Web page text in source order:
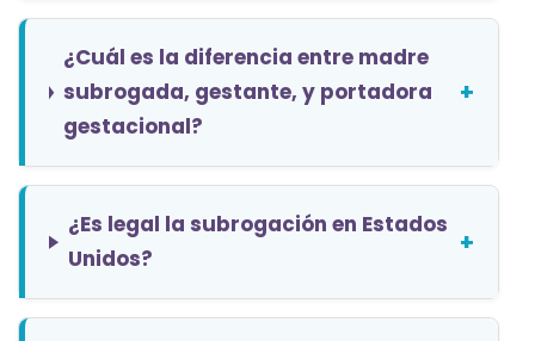
¿Cuál es la diferencia entre madre
subrogada, gestante, y portadora
gestacional?
+
¿Es legal la subrogación en Estados
Unidos?
+